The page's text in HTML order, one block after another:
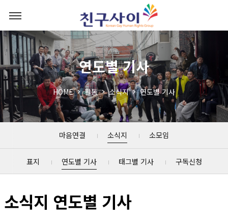
연도별 기사
HOME 활동 소식지 연도별 기사
마음연결 소식지 소모임
표지 연도별 기사 태그별 기사 구독신청
소식지 연도별 기사